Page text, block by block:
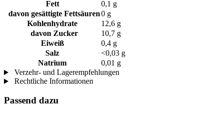
Fett
0,1 g
davon gesättigte Fettsäuren0 g
Kohlenhydrate
12,6 g
davon Zucker
10,7 g
Eiweiß
0,4 g
Salz
<0,03 g
Natrium
0,01 g
Verzehr- und Lagerempfehlungen
Rechtliche Informationen
Passend dazu